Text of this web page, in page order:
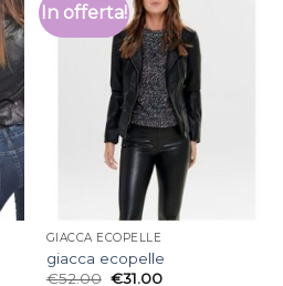
In offerta!
GIACCA ECOPELLE
giacca ecopelle
€52.00 €31.00